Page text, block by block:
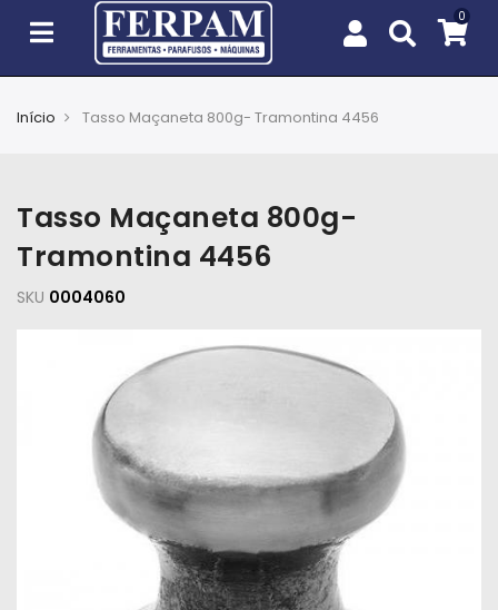
e
Jardim
EPIs
Cobertura
Ferramentas
Máquinas
Início Tasso Maçaneta 800g- Tramontina 4456
Tasso Maçaneta 800g-
Tramontina 4456
SKU 0004060